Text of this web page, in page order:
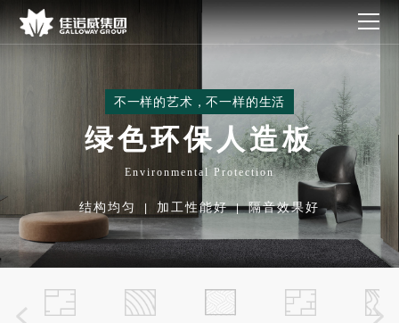
不一样的艺术，不一样的生活
绿色环保人造板
Environmental Protection
结构均匀 加工性能好 | 隔音效果好